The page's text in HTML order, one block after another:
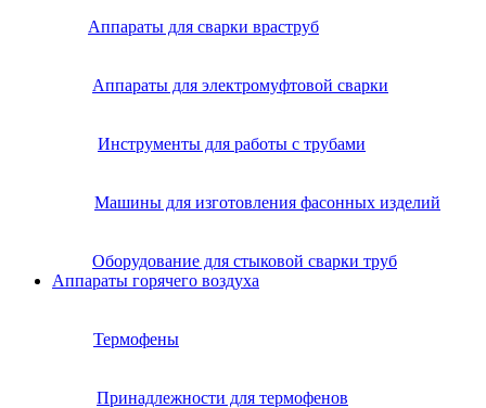
Аппараты для сварки враструб
Аппараты для электромуфтовой сварки
Инструменты для работы с трубами
Машины для изготовления фасонных изделий
Оборудование для стыковой сварки труб
Аппараты горячего воздуха
Термофены
Принадлежности для термофенов